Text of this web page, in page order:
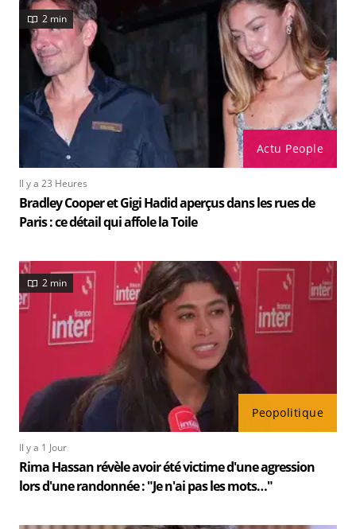
Actu People
2 min
Il y a 23 Heures
Bradley Cooper et Gigi Hadid aperçus dans les rues de
Paris : ce détail qui affole la Toile
Peopolitique
2 min
Il y a 1 Jour
Rima Hassan révèle avoir été victime d'une agression
lors d'une randonnée : "Je n'ai pas les mots…"